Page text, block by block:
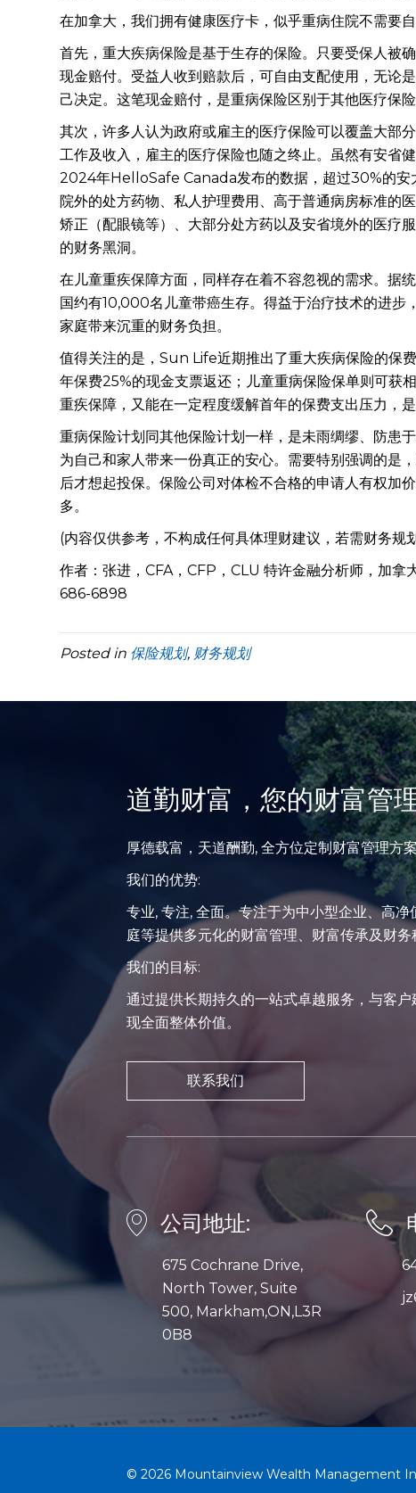
在加拿大，我们拥有健康医疗卡，似乎重病住院不需
首先，重大疾病保险是基于生存的保险。只要受保人被
现金赔付。受益人收到赔款后，可自由支配使用，无论
己决定。这笔现金赔付，是重病保险区别于其他医疗保险
其次，许多人认为政府或雇主的医疗保险可以覆盖大部
工作及收入，雇主的医疗保险也随之终止。虽然有安
2024年HelloSafe Canada发布的数据，超过30%的安
院外的处方药物、私人护理费用、高于普通病房标准的
矫正（配眼镜等）、大部分处方药以及安省境外的医疗
的财务黑洞。
在儿童重疾保障方面，同样存在着不容忽视的需求。据
国约有10,000名儿童带癌生存。得益于治疗技术的进步
家庭带来沉重的财务负担。
值得关注的是，Sun Life近期推出了重大疾病保险的保
年保费25%的现金支票返还；儿童重病保险保单则可获
重疾保障，又能在一定程度缓解首年的保费支出压力，是
重病保险计划同其他保险计划一样，是未雨绸缪、防患
为自己和家人带来一份真正的安心。需要特别强调的是
后才想起投保。保险公司对体检不合格的申请人有权加
多。
(内容仅供参考，不构成任何具体理财建议，若需财务规
作者：张进，CFA，CFP，CLU 特许金融分析师，加
686-6898
Posted in 保险规划, 财务规划
道勤财富，您的财富管
厚德载富，天道酬勤, 全方位定制财富管理方
我们的优势:
专业, 专注, 全面。专注于为中小型企业、高
庭等提供多元化的财富管理、财富传承及财务
我们的目标:
通过提供长期持久的一站式卓越服务，与客
现全面整体价值。
联系我们
公司地址:
675 Cochrane Drive,
North Tower, Suite
500, Markham,ON,L3R
0B8
© 2026 Mountainview Wealth Management